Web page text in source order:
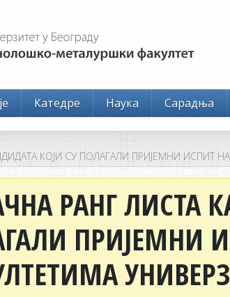
Катедре Наука Сарадња
КОЈИ СУ ПОЛАГАЛИ ПРИЈЕМНИ ИСПИТ
РАНГ ЛИСТА
ПРИЈЕМНИ